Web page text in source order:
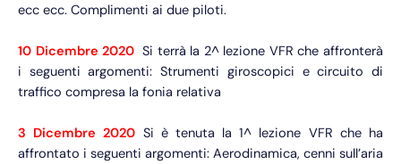
ecc ecc. Complimenti ai due piloti.
10 Dicembre 2020 Si terrà la 2^ lezione VFR che affronterà
i seguenti argomenti: Strumenti giroscopici e circuito di
traffico compresa la fonia relativa
3 Dicembre 2020 Si è tenuta la 1^ lezione VFR che ha
affrontato i seguenti argomenti: Aerodinamica, cenni sull’aria